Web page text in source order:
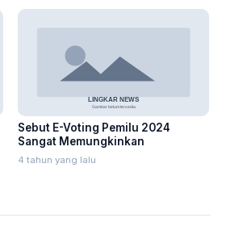
Sebut E-Voting Pemilu 2024
Sangat Memungkinkan
4 tahun yang lalu